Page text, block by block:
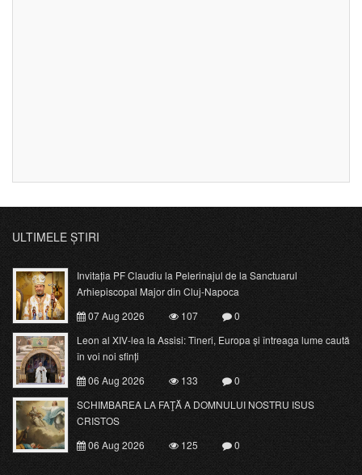
ULTIMELE ȘTIRI
Invitația PF Claudiu la Pelerinajul de la Sanctuarul
Arhiepiscopal Major din Cluj-Napoca
07 Aug 2026
107
0
Leon al XIV-lea la Assisi: Tineri, Europa și întreaga lume caută
în voi noi sfinți
06 Aug 2026
133
0
SCHIMBAREA LA FAŢĂ A DOMNULUI NOSTRU ISUS
CRISTOS
06 Aug 2026
125 0